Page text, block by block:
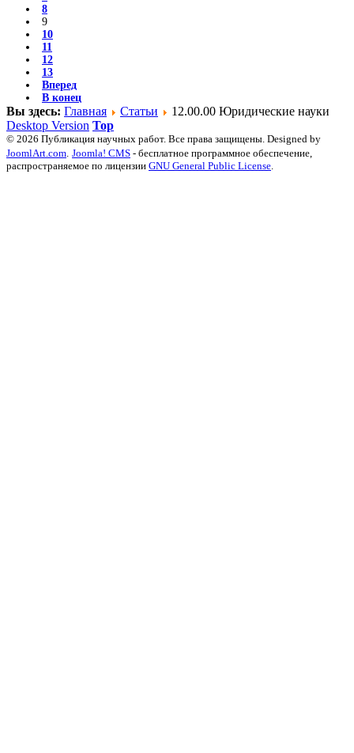
8
9
10
11
12
13
Вперед
В конец
Вы здесь: Главная Статьи
12.00.00 Юридические науки
Desktop Version Top
© 2026 Публикация научных работ. Все права защищены. Designed by
JoomlArt.com Joomla! CMS - бесплатное программное обеспечение,
распространяемое по лицензии GNU General Public License